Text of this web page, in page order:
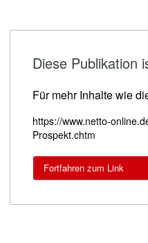
Diese Publikation
Für mehr Inhalte wie
https://www.netto-
Prospekt.chtm
Fortfahren zum Link